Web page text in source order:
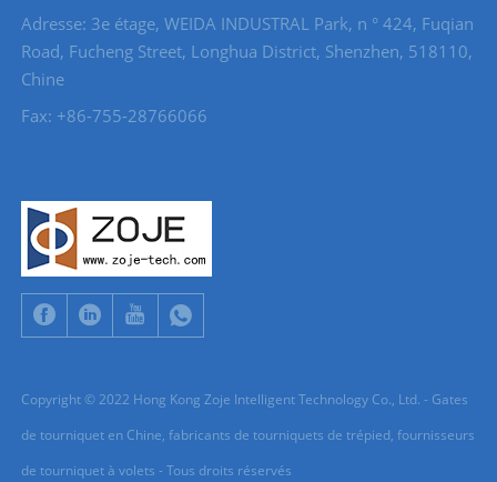
Adresse: 3e étage, WEIDA INDUSTRAL Park, n ° 424, Fuqian
Road, Fucheng Street, Longhua District, Shenzhen, 518110,
Chine
Fax: +86-755-28766066
Copyright © 2022 Hong Kong Zoje Intelligent Technology Co., Ltd. - Gates
de tourniquet en Chine, fabricants de tourniquets de trépied, fournisseurs
de tourniquet à volets - Tous droits réservés